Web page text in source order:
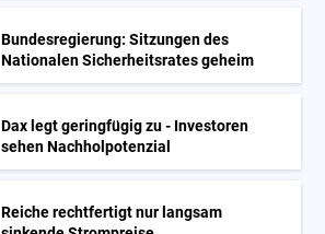
Bundesregierung: Sitzungen des
Nationalen Sicherheitsrates geheim
Dax legt geringfügig zu - Investoren
sehen Nachholpotenzial
Reiche rechtfertigt nur langsam